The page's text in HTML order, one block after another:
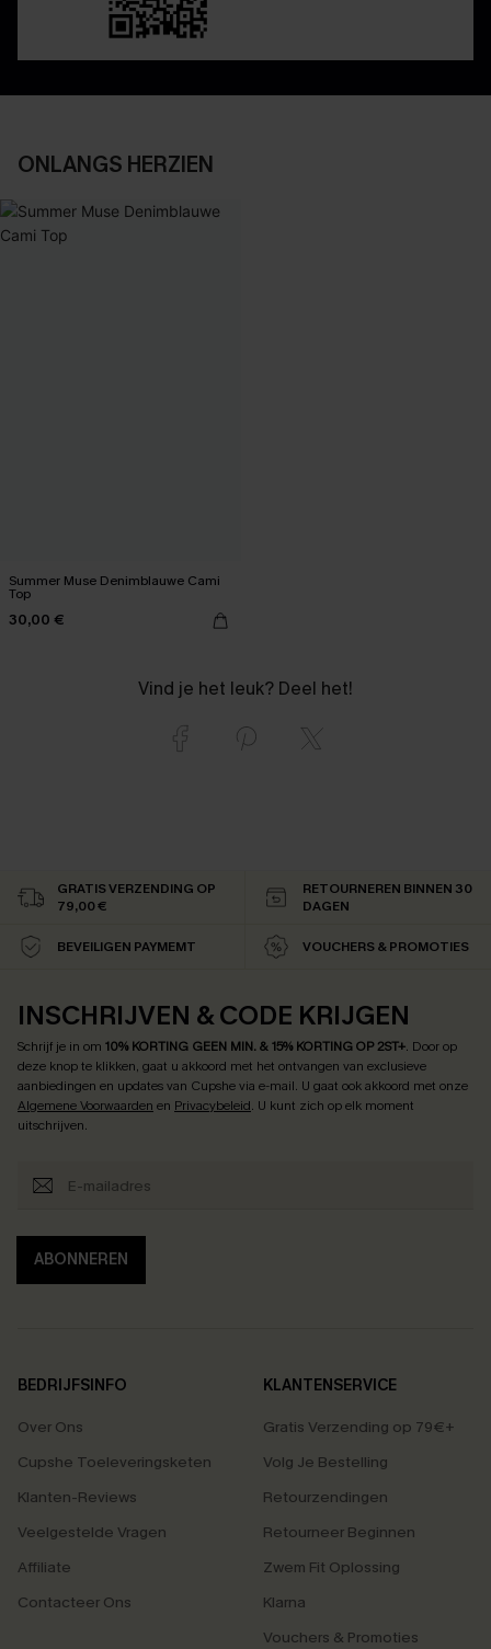
ONLANGS HERZIEN
Summer Muse Denimblauwe Cami
Top
30,00 €
Vind je het leuk? Deel het!
GRATIS VERZENDING OP
79,00 €
RETOURNEREN BINNEN 30
DAGEN
BEVEILIGEN PAYMEMT VOUCHERS & PROMOTIES
INSCHRIJVEN & CODE KRIJGEN
Schrijf je in om 10% KORTING GEEN MIN. & 15% KORTING OP 2ST+. Door op
deze knop te klikken, gaat u akkoord met het ontvangen van exclusieve
aanbiedingen en updates van Cupshe via e-mail. U gaat ook akkoord met onze
Algemene Voorwaarden en Privacybeleid. U kunt zich op elk moment
uitschrijven.
ABONNEREN
BEDRIJFSINFO
Over Ons
Cupshe Toeleveringsketen
Klanten-Reviews
Veelgestelde Vragen
Affiliate
Contacteer Ons
KLANTENSERVICE
Gratis Verzending op 79€+
Volg Je Bestelling
Retourzendingen
Retourneer Beginnen
Zwem Fit Oplossing
Klarna
Vouchers & Promoties